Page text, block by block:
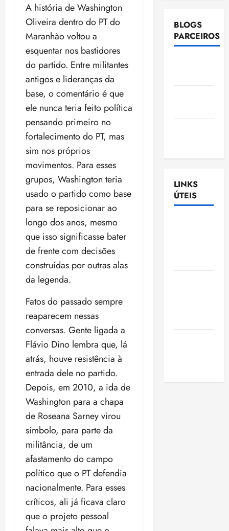
A história de Washington
Oliveira dentro do PT do
Maranhão voltou a
esquentar nos bastidores
do partido. Entre militantes
antigos e lideranças da
base, o comentário é que
ele nunca teria feito política
pensando primeiro no
fortalecimento do PT, mas
sim nos próprios
movimentos. Para esses
grupos, Washington teria
usado o partido como base
para se reposicionar ao
longo dos anos, mesmo
que isso significasse bater
de frente com decisões
construídas por outras alas
da legenda.
Fatos do passado sempre
reaparecem nessas
conversas. Gente ligada a
Flávio Dino lembra que, lá
atrás, houve resistência à
entrada dele no partido.
Depois, em 2010, a ida de
Washington para a chapa
de Roseana Sarney virou
símbolo, para parte da
militância, de um
afastamento do campo
político que o PT defendia
nacionalmente. Para esses
críticos, ali já ficava claro
que o projeto pessoal
BLOGS
PARCEIROS
LINKS
ÚTEIS